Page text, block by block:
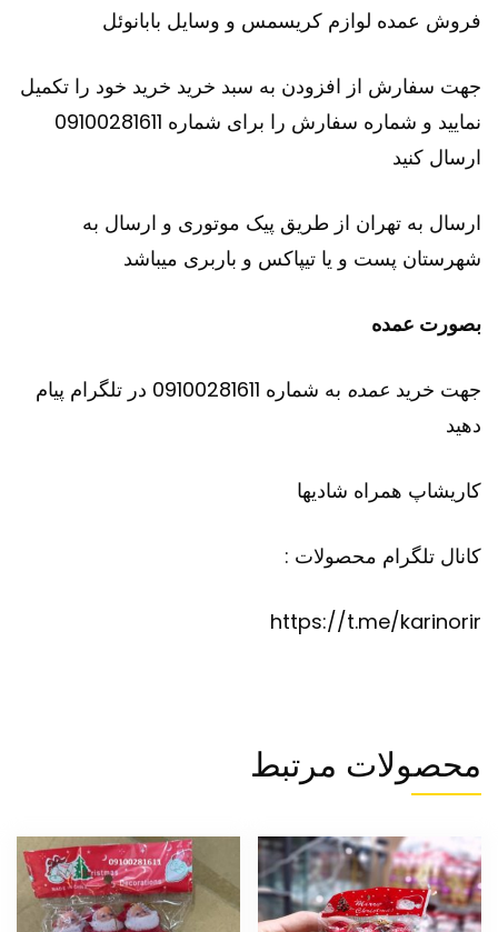
فروش عمده لوازم کریسمس و وسایل بابانوئل
جهت سفارش از افزودن به سبد خرید خرید خود را تکمیل
نمایید و شماره سفارش را برای شماره 09100281611
ارسال کنید
ارسال به تهران از طریق پیک موتوری و ارسال به
شهرستان پست و یا تیپاکس و باربری میباشد
بصورت عمده
جهت خرید عمده
به شماره 09100281611 در تلگرام پیام
دهید
کاریشاپ همراه شادیها
کانال تلگرام محصولات :
https://t.me/karinorir
محصولات مرتبط